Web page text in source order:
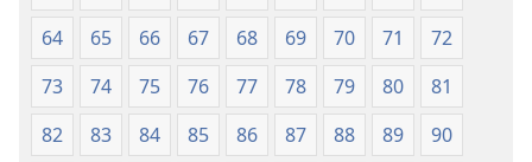
64
65 66 67 68 69 70 71
72
73
74 75 76 77 78 79 80
81
82
83 84 85 86 87 88 89
90